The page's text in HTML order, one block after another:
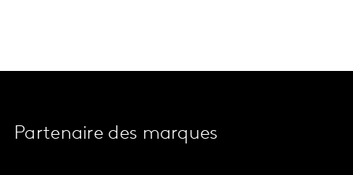
Partenaire des marques